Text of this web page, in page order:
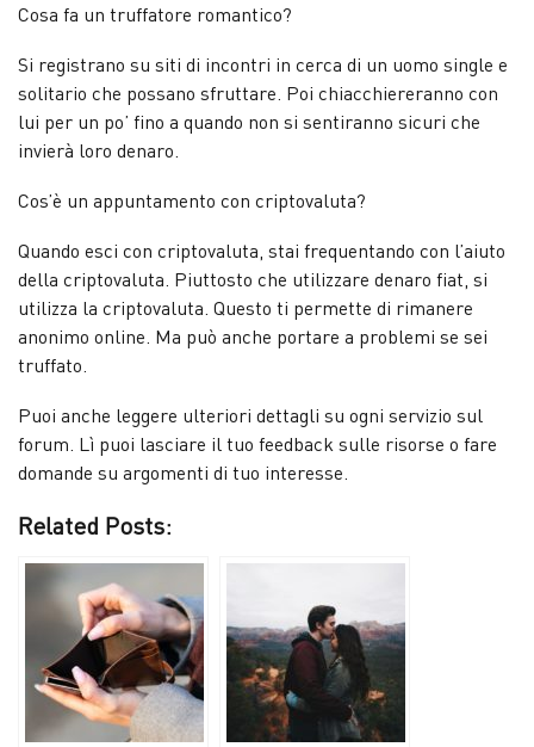
Cosa fa un truffatore romantico?
Si registrano su siti di incontri in cerca di un uomo single e
solitario che possano sfruttare. Poi chiacchiereranno con
lui per un po’ fino a quando non si sentiranno sicuri che
invierà loro denaro.
Cos’è un appuntamento con criptovaluta?
Quando esci con criptovaluta, stai frequentando con l’aiuto
della criptovaluta. Piuttosto che utilizzare denaro fiat, si
utilizza la criptovaluta. Questo ti permette di rimanere
anonimo online. Ma può anche portare a problemi se sei
truffato.
Puoi anche leggere ulteriori dettagli su ogni servizio sul
forum. Lì puoi lasciare il tuo feedback sulle risorse o fare
domande su argomenti di tuo interesse.
Related Posts: